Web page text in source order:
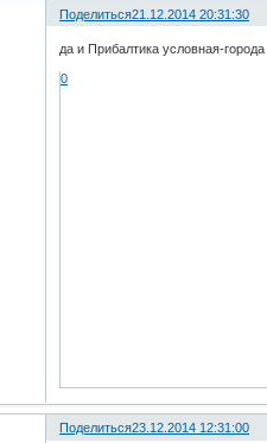
Поделиться21.12.2014 20:31:30
да и Прибалтика условная-
0
Поделиться23.12.2014 12:31:00